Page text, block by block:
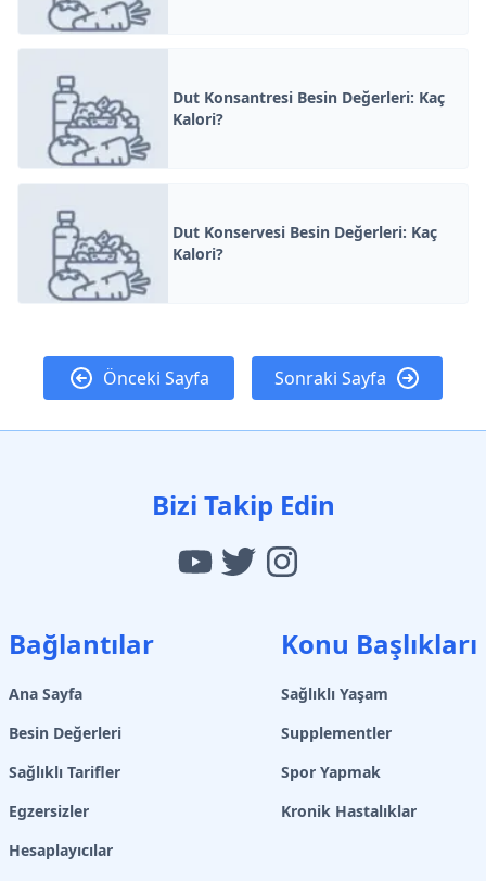
Dut Konsantresi Besin Değerleri: Kaç
Kalori?
Dut Konservesi Besin Değerleri: Kaç
Kalori?
Önceki Sayfa Sonraki Sayfa
Bizi Takip Edin
Bağlantılar
Ana Sayfa
Besin Değerleri
Sağlıklı Tarifler
Egzersizler
Hesaplayıcılar
Konu Başlıkları
Sağlıklı Yaşam
Supplementler
Spor Yapmak
Kronik Hastalıklar